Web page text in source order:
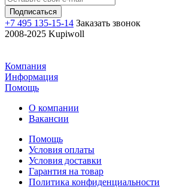
+7 495 135-15-14 Заказать звонок
2008-2025 Kupiwoll
Компания
Информация
Помощь
О компании
Вакансии
Помощь
Условия оплаты
Условия доставки
Гарантия на товар
Политика конфиденциальности